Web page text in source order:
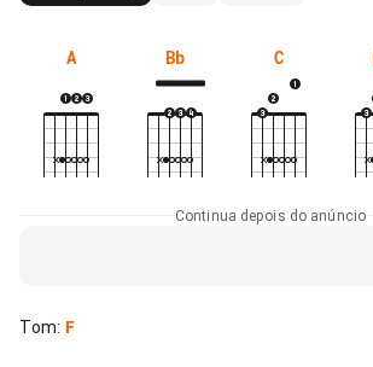
A Bb C
Continua depois do anúncio
Tom: F